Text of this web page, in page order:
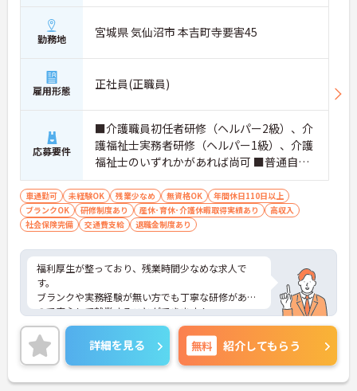
勤務地 宮城県 気仙沼市 本吉町寺要害45
雇用形態 正社員(正職員)
応募要件
■介護職員初任者研修（ヘルパー2級）、介
護福祉士実務者研修（ヘルパー1級）、介護
福祉士のいずれかがあれば尚可 ■普通自動
車運転免許（AT車限定可） ※未経験相談可
車通勤可 未経験OK 残業少なめ 無資格OK
年間休日110日以上
ブランクOK
研修制度あり 産休･育休･介護休暇取得実績あり
高収入
社会保険完備
交通費支給 退職金制度あり
福利厚生が整っており、残業時間少なめな求人で
す。
ブランクや実務経験が無い方でも丁寧な研修がある
ので安心して就業することができます！
またUターン・Iターンの希望者も歓迎しておりま
す。
ご興味ある方には、面接対策ポイントなど、さらに
詳細をお話しいたしますのでお気軽にご相談くださ
い！
詳細を見る 無料 紹介してもらう